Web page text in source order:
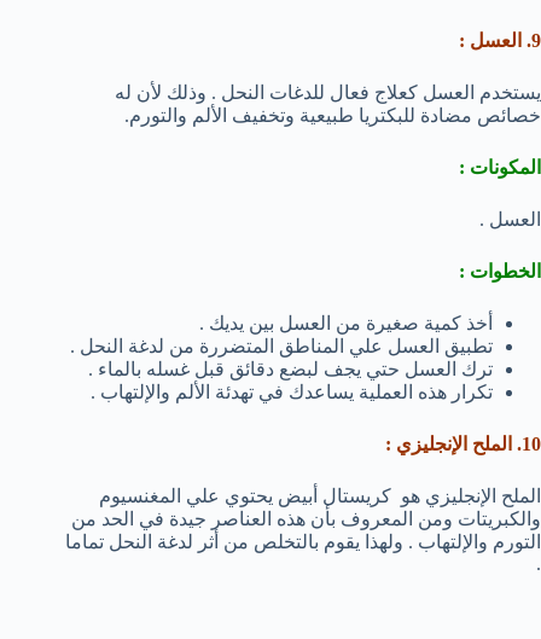
9. العسل :
يستخدم العسل كعلاج فعال للدغات النحل . وذلك لأن له
خصائص مضادة للبكتريا طبيعية وتخفيف الألم والتورم.
المكونات :
العسل .
الخطوات :
أخذ كمية صغيرة من العسل بين يديك .
تطبيق العسل علي المناطق المتضررة من لدغة النحل .
ترك العسل حتي يجف لبضع دقائق قبل غسله بالماء .
تكرار هذه العملية يساعدك في تهدئة الألم والإلتهاب .
10. الملح الإنجليزي :
الملح الإنجليزي هو كريستال أبيض يحتوي علي المغنسيوم
والكبريتات ومن المعروف بأن هذه العناصر جيدة في الحد من
التورم والإلتهاب . ولهذا يقوم بالتخلص من أثر لدغة النحل تماما
.